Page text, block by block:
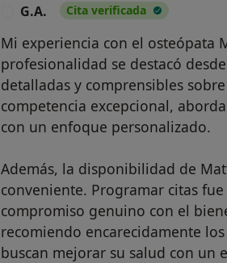
G.A. Cita verificada
Mi experiencia con el osteópata
profesionalidad se destacó
detalladas y comprensibles
competencia excepcional,
con un enfoque personalizado.
Además, la disponibilidad de
conveniente. Programar citas
compromiso genuino con el
recomiendo encarecidamente
buscan mejorar su salud con un